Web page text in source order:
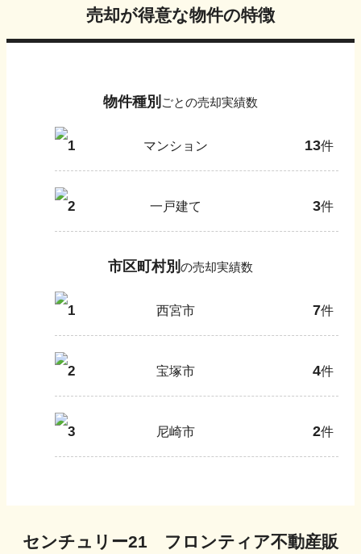
売却が得意な物件の特徴
物件種別 ごとの売却実績数
1 マンション 13件
2 一戸建て 3件
市区町村別 の売却実績数
1 西宮市 7件
2 宝塚市 4件
3 尼崎市 2件
センチュリー21 フロンティア不動産販